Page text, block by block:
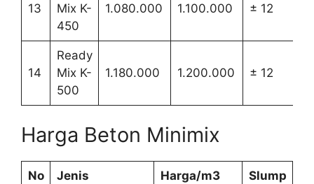
13
Mix K-
450
1.080.000 1.100.000 ± 12
14
Ready
Mix K-
500
1.180.000 1.200.000 ± 12
Harga Beton Minimix
No Jenis Harga/m3 Slump